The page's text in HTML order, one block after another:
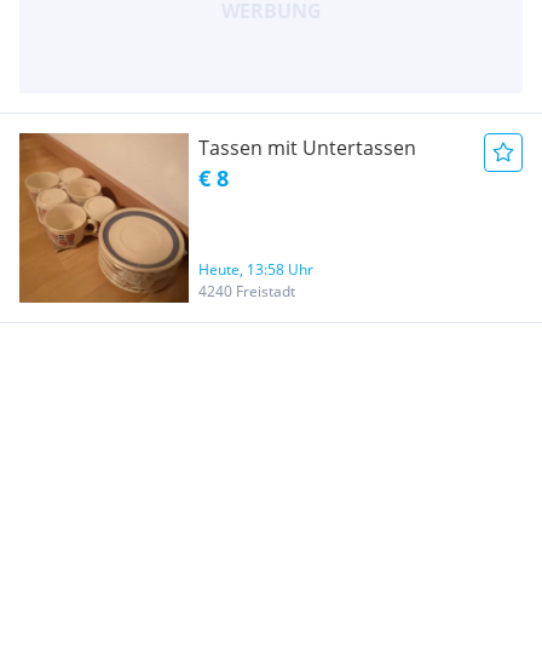
Tassen mit Untertassen
€ 8
Heute, 13:58 Uhr
4240 Freistadt